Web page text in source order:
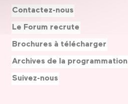
Contactez-nous
Le Forum recrute
Brochures à télécharger
Archives de la programmation
Suivez-nous